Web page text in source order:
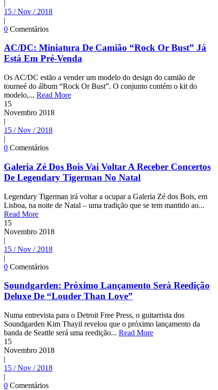
15 / Nov / 2018
|
0 Comentários
AC/DC: Miniatura De Camião “Rock Or Bust” Já
Está Em Pré-Venda
Os AC/DC estão a vender um modelo do design do camião de
tourneé do álbum “Rock Or Bust”. O conjunto contém o kit do
modelo,... Read More
15
Novembro 2018
|
15 / Nov / 2018
|
0 Comentários
Galeria Zé Dos Bois Vai Voltar A Receber Concertos
De Legendary Tigerman No Natal
Legendary Tigerman irá voltar a ocupar a Galeria Zé dos Bois, em
Lisboa, na noite de Natal – uma tradição que se tem mantido ao...
Read More
15
Novembro 2018
|
15 / Nov / 2018
|
0 Comentários
Soundgarden: Próximo Lançamento Será Reedição
Deluxe De “Louder Than Love”
Numa entrevista para o Detroit Free Press, o guitarrista dos
Soundgarden Kim Thayil revelou que o próximo lançamento da
banda de Seattle será uma reedição... Read More
15
Novembro 2018
|
15 / Nov / 2018
|
0 Comentários